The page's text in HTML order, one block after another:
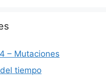
– Mutaciones
tiempo